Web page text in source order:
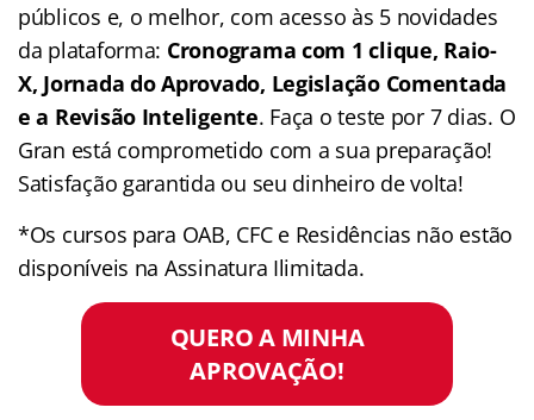
públicos e, o melhor, com acesso às 5 novidades
da plataforma: Cronograma com 1 clique, Raio-
X, Jornada do Aprovado, Legislação Comentada
e a Revisão Inteligente. Faça o teste por 7 dias. O
Gran está comprometido com a sua preparação!
Satisfação garantida ou seu dinheiro de volta!
*Os cursos para OAB, CFC e Residências não estão
disponíveis na Assinatura Ilimitada.
QUERO A MINHA
APROVAÇÃO!